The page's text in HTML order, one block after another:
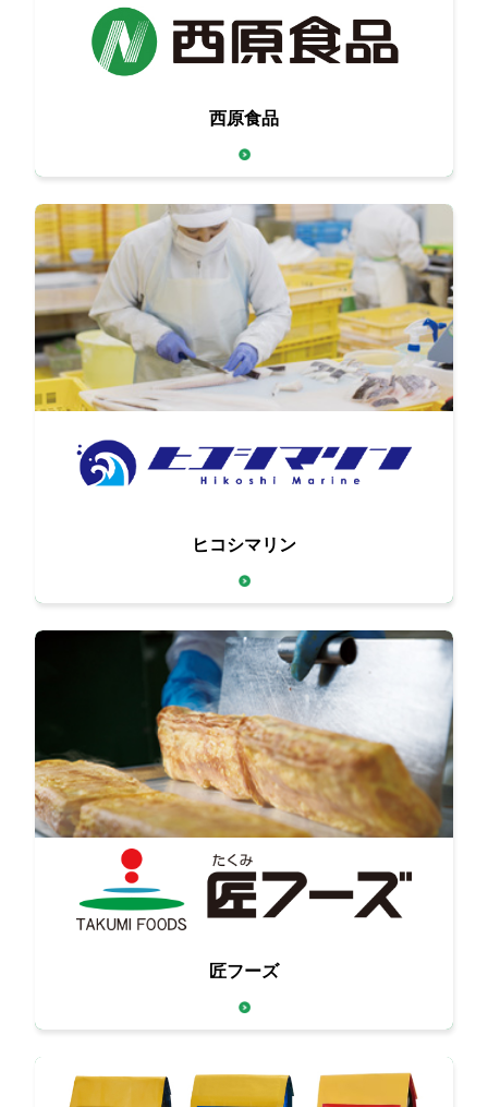
生産者と情報交換をしながら
高品質な食材をお届け
西原食品
こだわりの調理で魚介類の
おいしさをググッとアップ！
ヒコシマリン
卵と食肉、それぞれの匠が
お客様の要望にきめ細かく対応
匠フーズ